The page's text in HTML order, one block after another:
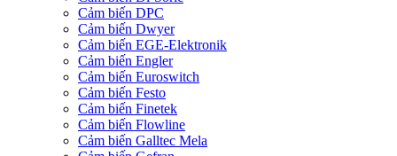
Cảm biến DPC
Cảm biến Dwyer
Cảm biến EGE-Elektronik
Cảm biến Engler
Cảm biến Euroswitch
Cảm biến Festo
Cảm biến Finetek
Cảm biến Flowline
Cảm biến Galltec Mela